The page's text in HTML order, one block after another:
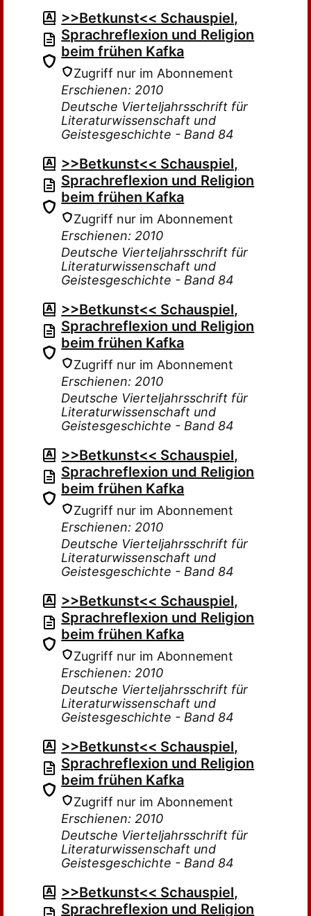
>>Betkunst<< Schauspiel,
Sprachreflexion und Religion
beim frühen Kafka
Zugriff nur im Abonnement
Erschienen: 2010
Deutsche Vierteljahrsschrift für
Literaturwissenschaft und
Geistesgeschichte - Band 84
>>Betkunst<< Schauspiel,
Sprachreflexion und Religion
beim frühen Kafka
Zugriff nur im Abonnement
Erschienen: 2010
Deutsche Vierteljahrsschrift für
Literaturwissenschaft und
Geistesgeschichte - Band 84
>>Betkunst<< Schauspiel,
Sprachreflexion und Religion
beim frühen Kafka
Zugriff nur im Abonnement
Erschienen: 2010
Deutsche Vierteljahrsschrift für
Literaturwissenschaft und
Geistesgeschichte - Band 84
>>Betkunst<< Schauspiel,
Sprachreflexion und Religion
beim frühen Kafka
Zugriff nur im Abonnement
Erschienen: 2010
Deutsche Vierteljahrsschrift für
Literaturwissenschaft und
Geistesgeschichte - Band 84
>>Betkunst<< Schauspiel,
Sprachreflexion und Religion
beim frühen Kafka
Zugriff nur im Abonnement
Erschienen: 2010
Deutsche Vierteljahrsschrift für
Literaturwissenschaft und
Geistesgeschichte - Band 84
>>Betkunst<< Schauspiel,
Sprachreflexion und Religion
beim frühen Kafka
Zugriff nur im Abonnement
Erschienen: 2010
Deutsche Vierteljahrsschrift für
Literaturwissenschaft und
Geistesgeschichte - Band 84
>>Betkunst<< Schauspiel,
Sprachreflexion und Religion